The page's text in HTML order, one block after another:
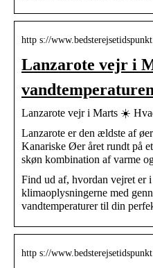
http s://
Lanzarote vejr i
Lanzarote vejr i Marts ☀️
Lanzarote er den ældste af
Kanariske Øer året rundt på
skøn kombination af varme
Find ud af, hvordan vejret er
klimaoplysningerne med
vandtemperaturer til din
http s://